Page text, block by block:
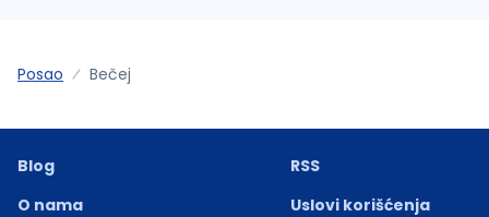
Posao Bečej
Blog
O nama
RSS
Uslovi korišćenja